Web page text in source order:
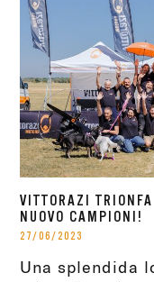
VITTORAZI
NUOVO CAMPIONI!
27/06/2023
Una splendida